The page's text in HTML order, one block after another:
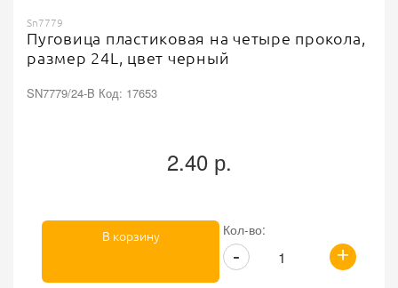
Sn7779
Пуговица пластиковая на четыре прокола,
размер 24L, цвет черный
SN7779/24-B Код: 17653
2.40 р.
Кол-во:
+
-
В корзину